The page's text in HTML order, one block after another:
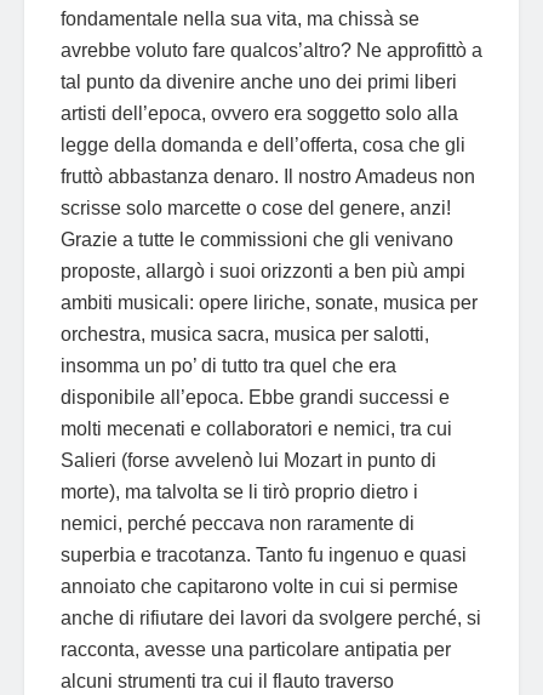
fondamentale nella sua vita, ma chissà se
avrebbe voluto fare qualcos’altro? Ne approfittò a
tal punto da divenire anche uno dei primi liberi
artisti dell’epoca, ovvero era soggetto solo alla
legge della domanda e dell’offerta, cosa che gli
fruttò abbastanza denaro. Il nostro Amadeus non
scrisse solo marcette o cose del genere, anzi!
Grazie a tutte le commissioni che gli venivano
proposte, allargò i suoi orizzonti a ben più ampi
ambiti musicali: opere liriche, sonate, musica per
orchestra, musica sacra, musica per salotti,
insomma un po’ di tutto tra quel che era
disponibile all’epoca. Ebbe grandi successi e
molti mecenati e collaboratori e nemici, tra cui
Salieri (forse avvelenò lui Mozart in punto di
morte), ma talvolta se li tirò proprio dietro i
nemici, perché peccava non raramente di
superbia e tracotanza. Tanto fu ingenuo e quasi
annoiato che capitarono volte in cui si permise
anche di rifiutare dei lavori da svolgere perché, si
racconta, avesse una particolare antipatia per
alcuni strumenti tra cui il flauto traverso